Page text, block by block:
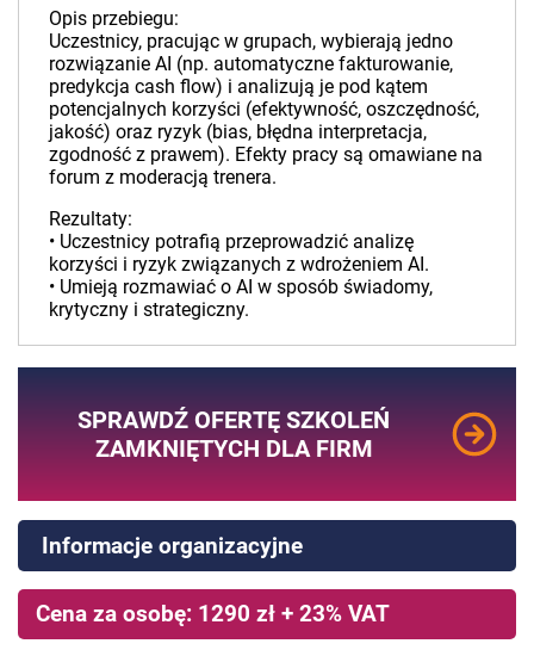
Opis przebiegu:
Uczestnicy, pracując w grupach, wybierają jedno
rozwiązanie AI (np. automatyczne fakturowanie,
predykcja cash flow) i analizują je pod kątem
potencjalnych korzyści (efektywność, oszczędność,
jakość) oraz ryzyk (bias, błędna interpretacja,
zgodność z prawem). Efekty pracy są omawiane na
forum z moderacją trenera.
Rezultaty:
• Uczestnicy potrafią przeprowadzić analizę
korzyści i ryzyk związanych z wdrożeniem AI.
• Umieją rozmawiać o AI w sposób świadomy,
krytyczny i strategiczny.
SPRAWDŹ OFERTĘ SZKOLEŃ
ZAMKNIĘTYCH DLA FIRM
Informacje organizacyjne
Cena za osobę: 1290 zł + 23% VAT